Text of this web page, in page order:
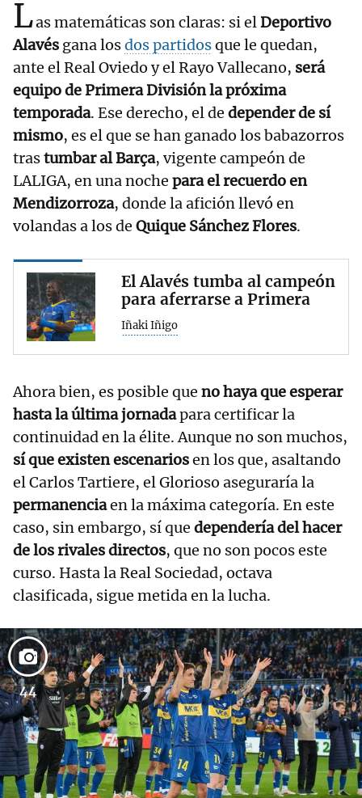
Las matemáticas son claras: si elDeportivo
Alavés gana losdos partidosque le quedan,
ante el Real Oviedo y el Rayo Vallecano, será
equipo de Primera División la próxima
temporada. Ese derecho, el de depender de sí
mismo, es el que se han ganado los babazorros
trastumbar al Barça, vigente campeón de
LALIGA, en una noche para el recuerdo en
Mendizorroza, donde la afición llevó en
volandas a los de Quique Sánchez Flores.
El Alavés tumba al campeón
para aferrarse a Primera
Iñaki Iñigo
Ahora bien, es posible que no haya que esperar
hasta la última jornadapara certificar la
continuidad en la élite. Aunque no son muchos,
sí que existen escenariosen los que, asaltando
el Carlos Tartiere, el Glorioso aseguraría la
permanenciaen la máxima categoría. En este
caso, sin embargo, sí que dependería del hacer
de los rivales directos, que no son pocos este
curso. Hasta la Real Sociedad, octava
clasificada, sigue metida en la lucha.
44